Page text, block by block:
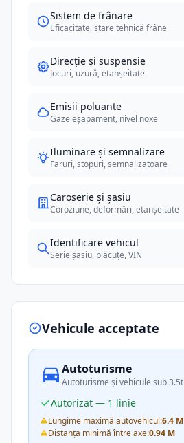
Sistem de frânare
Eficacitate, stare tehnică frâne
Direcție și suspensie
Jocuri, uzură, etanșeitate
Emisii poluante
Gaze eșapament, nivel noxe
Iluminare și semnalizare
Faruri, stopuri, semnalizatoare
Caroserie și șasiu
Coroziune, deformări, etanșeitate
Identificare vehicul
Serie șasiu, plăcuțe, VIN
Vehicule acceptate
Autoturisme
Autoturisme și vehicule sub 3.5t
Autorizat — 1 linie
Lungime maximă autovehicul:6.4 M
Distanța minimă între axe:0.94 M